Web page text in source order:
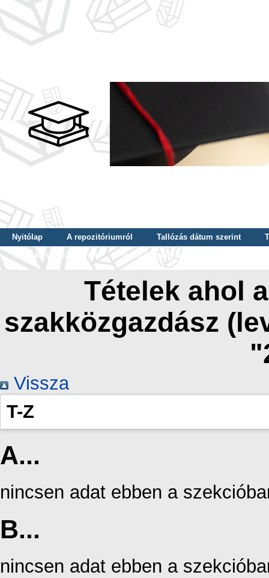
Nyitólap A repozitóriumról Tallózás dátum szerint
Tallózás szerző szerint
Tallózás nyelv szerint
Tételek ahol
szakközgazdász
Vissza
T-Z
A...
nincsen adat ebben a
B...
nincsen adat ebben a